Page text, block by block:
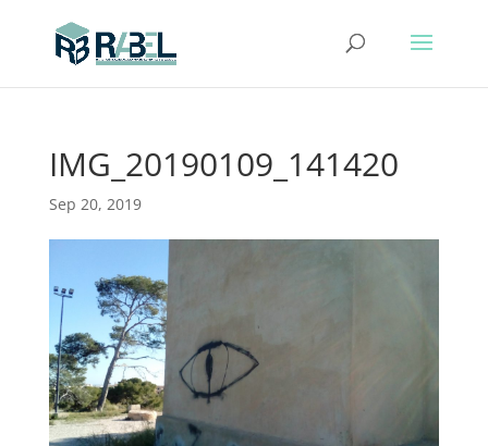
IMG_20190109_141420
Sep 20, 2019